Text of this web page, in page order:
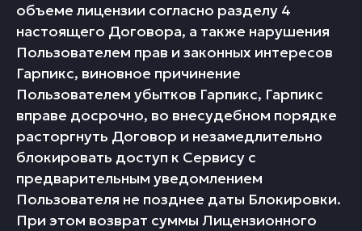
объеме лицензии согласно разделу 4
настоящего Договора, а также нарушения
Пользователем прав и законных интересов
Гарпикс, виновное причинение
Пользователем убытков Гарпикс, Гарпикс
вправе досрочно, во внесудебном порядке
расторгнуть Договор и незамедлительно
блокировать доступ к Сервису с
предварительным уведомлением
Пользователя не позднее даты Блокировки.
При этом возврат суммы Лицензионного